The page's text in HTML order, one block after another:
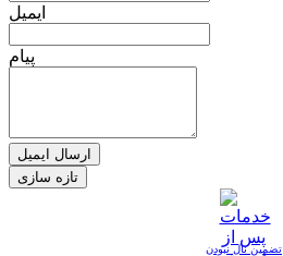
ایمیل
پیام
ارسال ایمیل
تضمین نال نبودن